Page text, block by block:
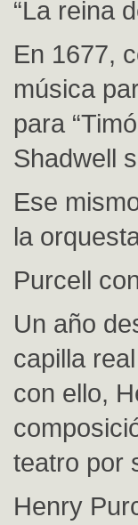
“La reina
En 1677,
música
para
Shadwell
Ese
la
Purcell
Un año
capilla
con ello,
teatro por
Henry